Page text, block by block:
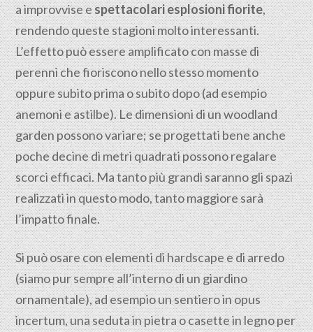
a improvvise espettacolari esplosioni fiorite,
rendendo queste stagioni molto interessanti.
L’effetto può essere amplificato con masse di
perenni che fioriscono nello stesso momento
oppure subito prima o subito dopo (ad esempio
anemoni e astilbe). Le dimensioni di un woodland
garden possono variare; se progettati bene anche
poche decine di metri quadrati possono regalare
scorci efficaci. Ma tanto più grandi saranno gli spazi
realizzati in questo modo, tanto maggiore sarà
l’impatto finale.
Si può osare con elementi di hardscape e di arredo
(siamo pur sempre all’interno di un giardino
ornamentale), ad esempio un sentiero in opus
incertum, una seduta in pietra o casette in legno per